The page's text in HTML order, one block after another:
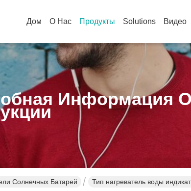
Дом О Нас Продукты Solutions Видео
Информация О
Солнечных Батарей Тип нагреватель воды